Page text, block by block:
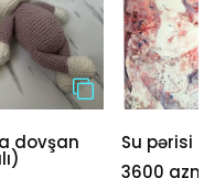
dovşan
Su pərisi
3600 azn